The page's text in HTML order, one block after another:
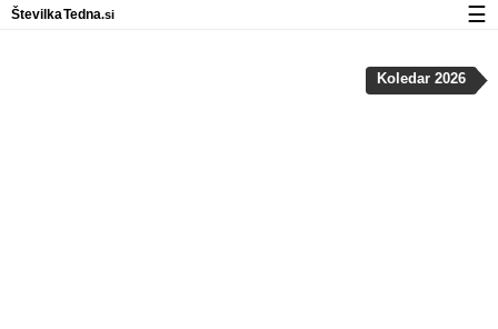
Koledar 2026
ŠtevilkaTedna.si ☰